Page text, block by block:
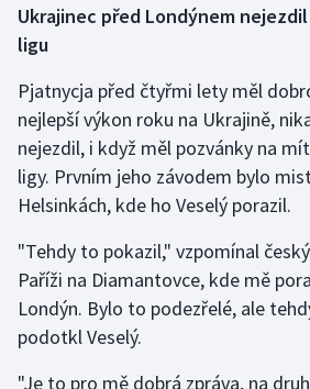
Plážový volejbal
Ragby
Rychlobruslení
Rychlostní kanoistika
Short track
Sportovní střelba
Ukrajinec před Londýnem
ligu
Pjatnycja před čtyřmi lety měl
nejlepší výkon roku na Ukrajině,
nejezdil, i když měl pozvánky na
ligy. Prvním jeho závodem bylo
Helsinkách, kde ho Veselý porazil.
"Tehdy to pokazil," vzpomínal
Paříži na Diamantovce, kde mě
Londýn. Bylo to podezřelé, ale
podotkl Veselý.
"Je to pro mě dobrá zpráva, na